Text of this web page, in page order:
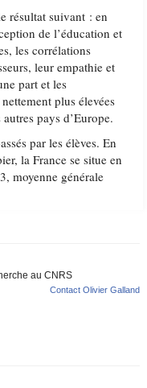
résultat suivant : en
de l’éducation et
les corrélations
leur empathie et
part et les
plus élevées
pays d’Europe.
par les élèves. En
la France se situe en
moyenne générale
au CNRS
Contact Olivier Galland